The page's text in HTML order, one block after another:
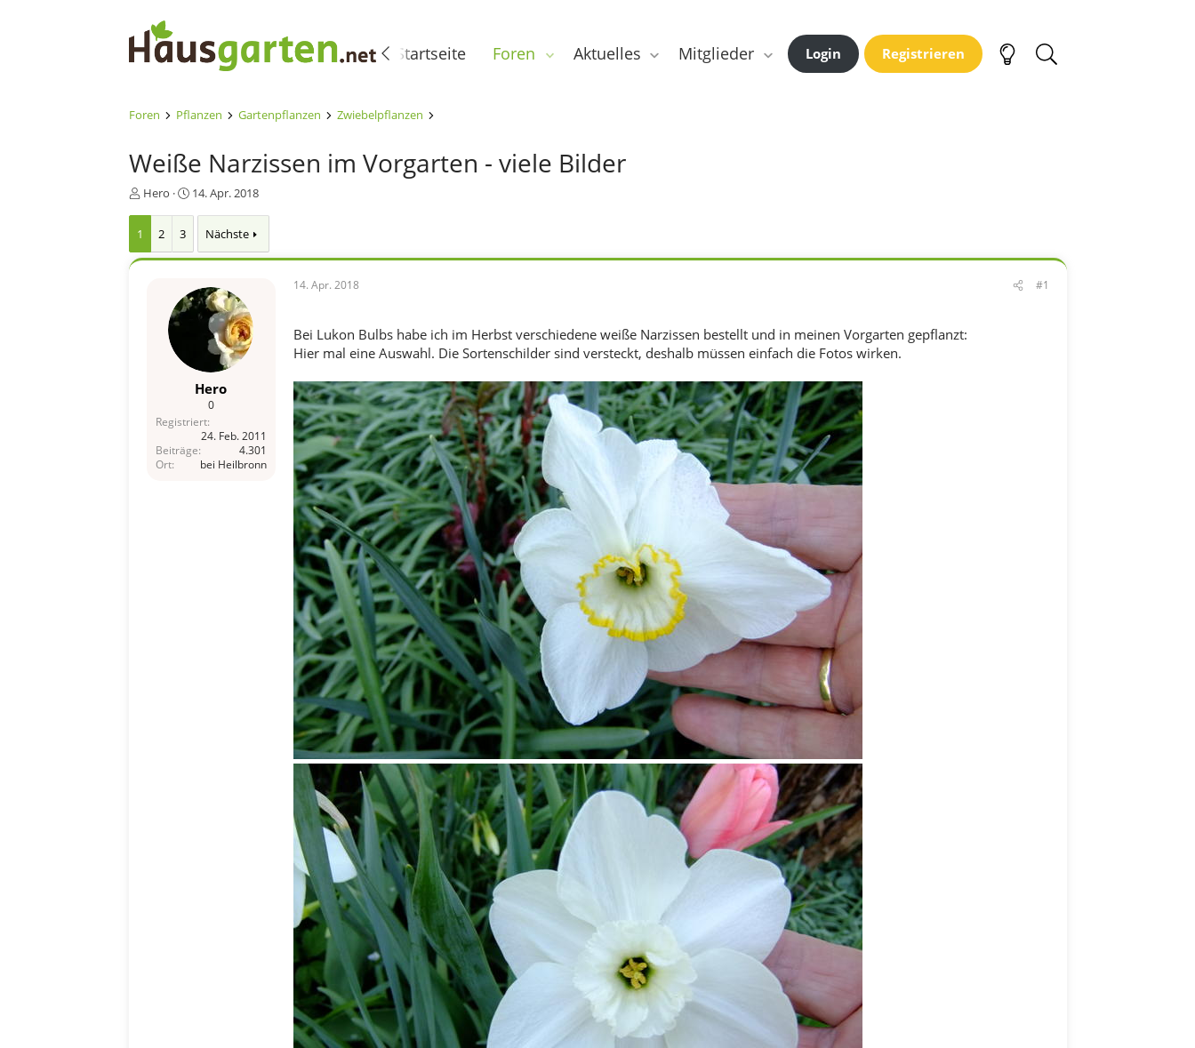
Startseite Foren Aktuelles Mitglieder Login Registrieren
Foren Pflanzen Gartenpflanzen Zwiebelpflanzen
Weiße Narzissen im Vorgarten - viele Bilder
E
e
Hero
E
e
l
t
14. Apr. 2018
1 2 3 Nächste
Hero
0
Registriert
24. Feb. 2011
Beiträge
4.301
Ort
bei Heilbronn
14. Apr. 2018 #1
Bei Lukon Bulbs habe ich im Herbst verschiedene weiße Narzissen bestellt und in meinen Vorgarten gepflanzt:
Hier mal eine Auswahl. Die Sortenschilder sind versteckt, deshalb müssen einfach die Fotos wirken.